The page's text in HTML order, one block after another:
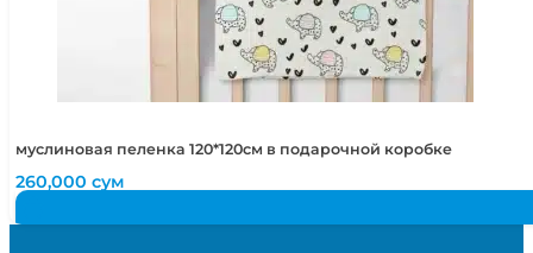
муслиновая пеленка 120*120см в подарочной коробке
260,000сум